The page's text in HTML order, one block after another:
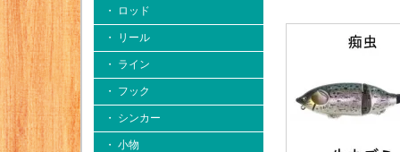
・ ロッド
・ リール
・ ライン
・ フック
・ シンカー
・ 小物